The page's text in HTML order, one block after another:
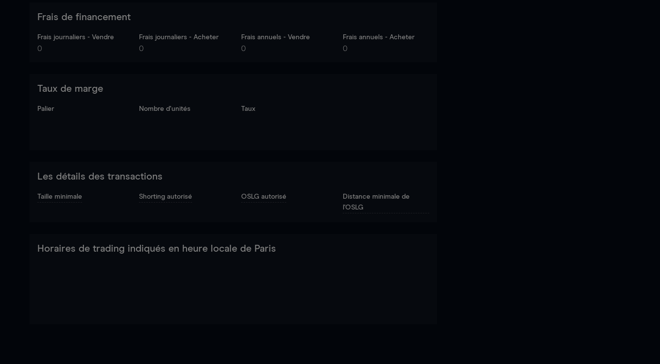
Frais de financement
Frais journaliers - Vendre
0
Frais journaliers - Acheter
0
Frais annuels - Vendre
0
Frais annuels - Acheter
0
Taux de marge
Palier Nombre d’unités Taux
Les détails des transactions
Taille minimale Shorting autorisé OSLG autorisé
Distance minimale de
l'OSLG
Horaires de trading indiqués en heure locale de Paris